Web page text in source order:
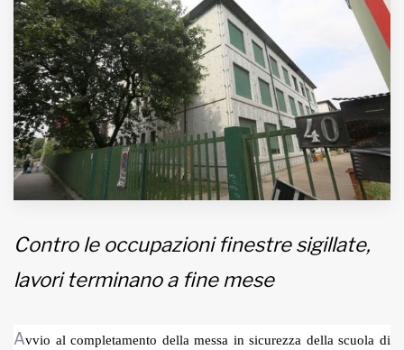
RUBRICHE
MUNICIPI
Inviateci le vostre segnalazioni
Iscriviti alla newsletter
Fondato e diretto da Enzo De
EDB edizioni - Via Brivio angolo C.
Contro le occupazioni finestre sigillate,
lavori terminano a fine mese
Avvio al completamento della messa in sicurezza della scuola di